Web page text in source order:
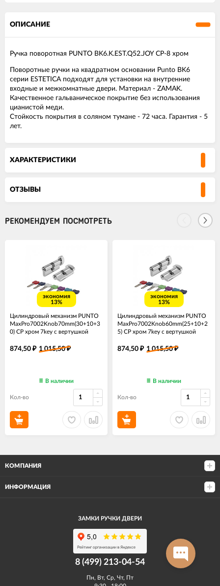
ОПИСАНИЕ
Ручка поворотная PUNTO BK6.K.EST.Q52.JOY CP-8 хром
Поворотные ручки на квадратном основании Punto BK6
серии ESTETICA подходят для установки на внутренние
входные и межкомнатные двери. Материал - ZAMAK.
Качественное гальваническое покрытие без использования
цианистой меди.
Стойкость покрытия в соляном тумане - 72 часа. Гарантия - 5
лет.
ХАРАКТЕРИСТИКИ
ОТЗЫВЫ
РЕКОМЕНДУЕМ ПОСМОТРЕТЬ
экономия
13%
Цилиндровый механизм PUNTO
MaxPro7002Knob70mm(30+10+3
0) CP хром 7key с вертушкой
874,50 ₽ 1 015,50₽
В наличии
Кол-во
экономия
13%
Цилиндровый механизм PUNTO
MaxPro7002Knob60mm(25+10+2
5) CP хром 7key с вертушкой
874,50 ₽ 1 015,50₽
В наличии
Кол-во
КОМПАНИЯ
ИНФОРМАЦИЯ
ЗАМКИ РУЧКИ ДВЕРИ
8 (499) 213-04-54​
Пн, Вт, Ср, Чт, Пт